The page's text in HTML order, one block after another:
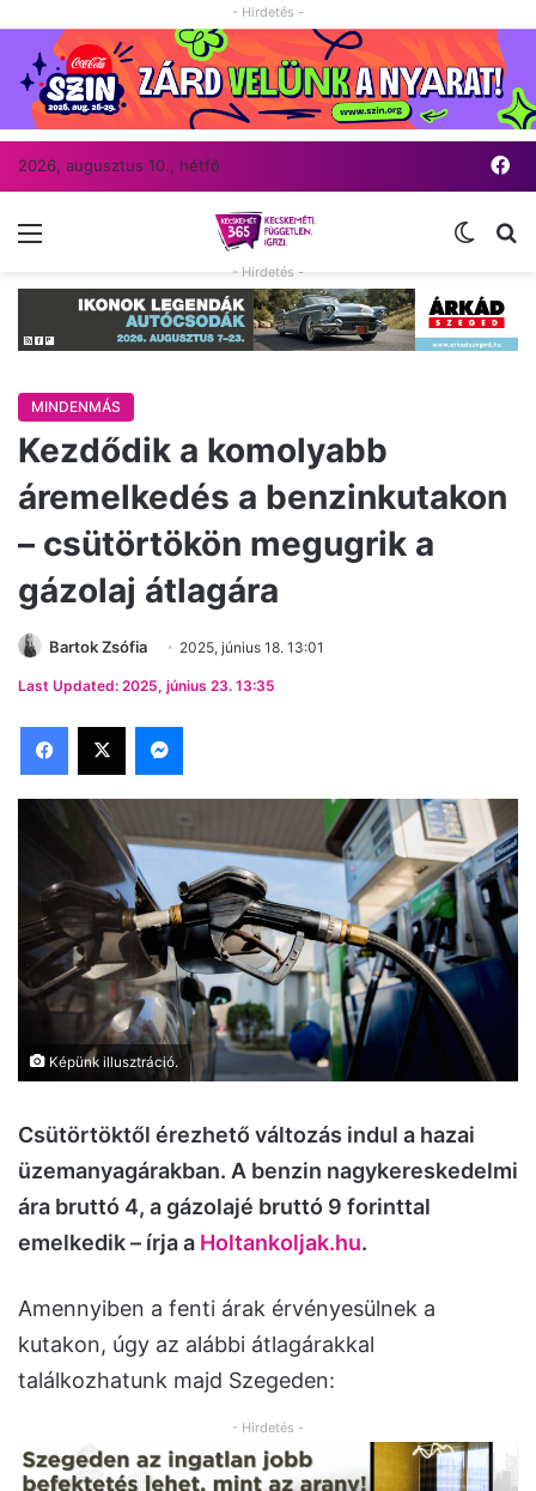
- Hirdetés -
2026, augusztus 10., hétfő
Menü
- Hirdetés -
MINDENMÁS
Kezdődik a komolyabb
áremelkedés a benzinkutakon
– csütörtökön megugrik a
gázolaj átlagára
Bartok Zsófia 2025, június 18. 13:01
Last Updated: 2025, június 23. 13:35
Facebook
X Messenger
Képünk illusztráció.
Csütörtöktől érezhető változás indul a hazai
üzemanyagárakban. A benzin nagykereskedelmi
ára bruttó 4, a gázolajé bruttó 9 forinttal
emelkedik – írja a Holtankoljak.hu.
Amennyiben a fenti árak érvényesülnek a
kutakon, úgy az alábbi átlagárakkal
találkozhatunk majd Szegeden:
- Hirdetés -